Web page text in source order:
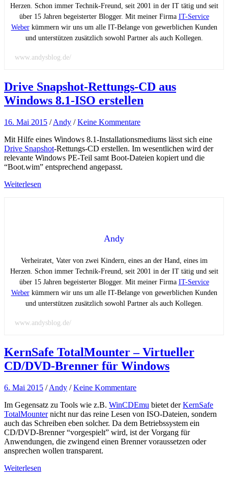
Herzen. Schon immer Technik-Freund, seit 2001 in der IT tätig und seit
über 15 Jahren begeisterter Blogger. Mit meiner Firma IT-Service
Weberkümmern wir uns um alle IT-Belange von gewerblichen Kunden
und unterstützen zusätzlich sowohl Partner als auch Kollegen.
www.andysblog.de/
Drive Snapshot-Rettungs-CD aus
Windows 8.1-ISO erstellen
16. Mai 2015 /Andy /Keine Kommentare
Mit Hilfe eines Windows 8.1-Installationsmediums lässt sich eine
Drive Snapshot-Rettungs-CD erstellen. Im wesentlichen wird der
relevante Windows PE-Teil samt Boot-Dateien kopiert und die
“Boot.wim” entsprechend angepasst.
Weiterlesen
Andy
Verheiratet, Vater von zwei Kindern, eines an der Hand, eines im
Herzen. Schon immer Technik-Freund, seit 2001 in der IT tätig und seit
über 15 Jahren begeisterter Blogger. Mit meiner Firma IT-Service
Weberkümmern wir uns um alle IT-Belange von gewerblichen Kunden
und unterstützen zusätzlich sowohl Partner als auch Kollegen.
www.andysblog.de/
KernSafe TotalMounter – Virtueller
CD/DVD-Brenner für Windows
6. Mai 2015 /Andy /Keine Kommentare
Im Gegensatz zu Tools wie z.B. WinCDEmu bietet derKernSafe
TotalMounternicht nur das reine Lesen von ISO-Dateien, sondern
auch das Schreiben eben solcher. Da dem Betriebssystem ein
CD/DVD-Brenner “vorgespielt” wird, ist der Vorgang für
Anwendungen, die zwingend einen Brenner voraussetzen oder
ansprechen wollen transparent.
Weiterlesen